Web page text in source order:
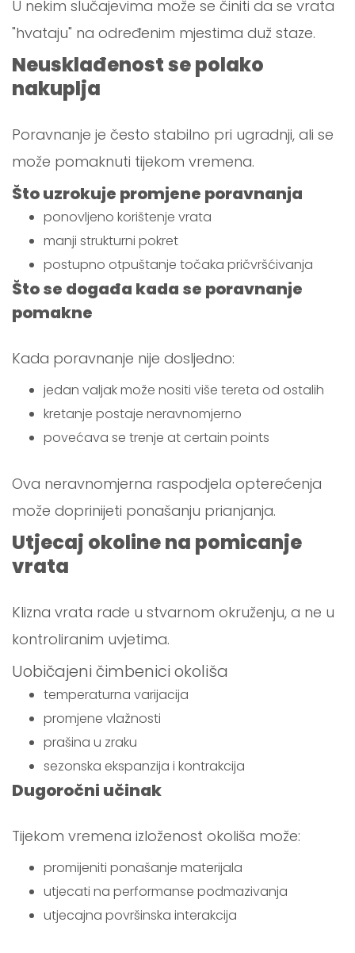
U nekim slučajevima može se činiti da se vrata
"hvataju" na određenim mjestima duž staze.
Neusklađenost se polako
nakuplja
Poravnanje je često stabilno pri ugradnji, ali se
može pomaknuti tijekom vremena.
Što uzrokuje promjene poravnanja
ponovljeno korištenje vrata
manji strukturni pokret
postupno otpuštanje točaka pričvršćivanja
Što se događa kada se poravnanje
pomakne
Kada poravnanje nije dosljedno:
jedan valjak može nositi više tereta od ostalih
kretanje postaje neravnomjerno
povećava se trenje at certain points
Ova neravnomjerna raspodjela opterećenja
može doprinijeti ponašanju prianjanja.
Utjecaj okoline na pomicanje
vrata
Klizna vrata rade u stvarnom okruženju, a ne u
kontroliranim uvjetima.
Uobičajeni čimbenici okoliša
temperaturna varijacija
promjene vlažnosti
prašina u zraku
sezonska ekspanzija i kontrakcija
Dugoročni učinak
Tijekom vremena izloženost okoliša može:
promijeniti ponašanje materijala
utjecati na performanse podmazivanja
utjecajna površinska interakcija